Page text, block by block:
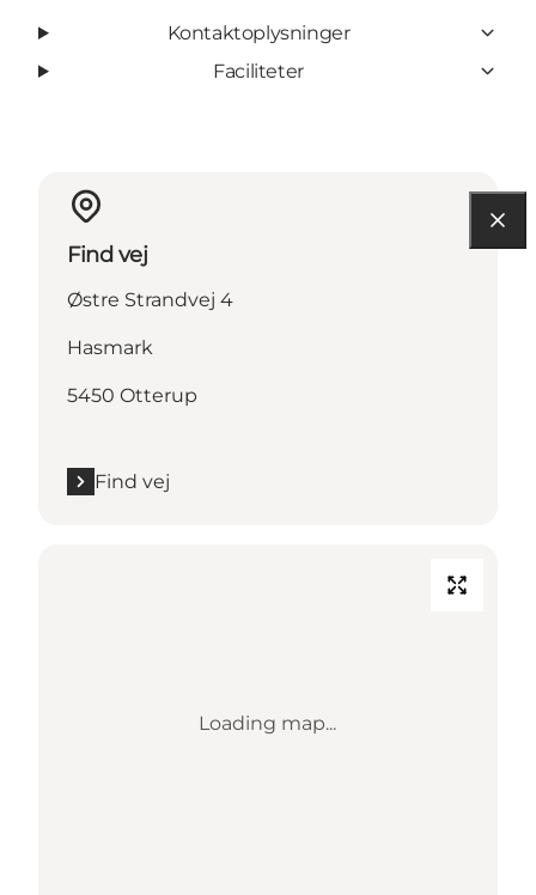
Kontaktoplysninger
Faciliteter
Find vej
Østre Strandvej 4
Hasmark
5450 Otterup
Find vej
Loading map...